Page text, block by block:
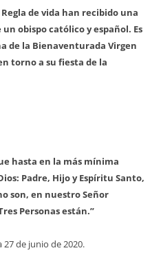
de vida han recibido una
obispo católico y español. Es
de la Bienaventurada Virgen
torno a su fiesta de la
hasta en la más mínima
Padre, Hijo y Espíritu Santo,
son, en nuestro Señor
Personas están.”
de junio de 2020.